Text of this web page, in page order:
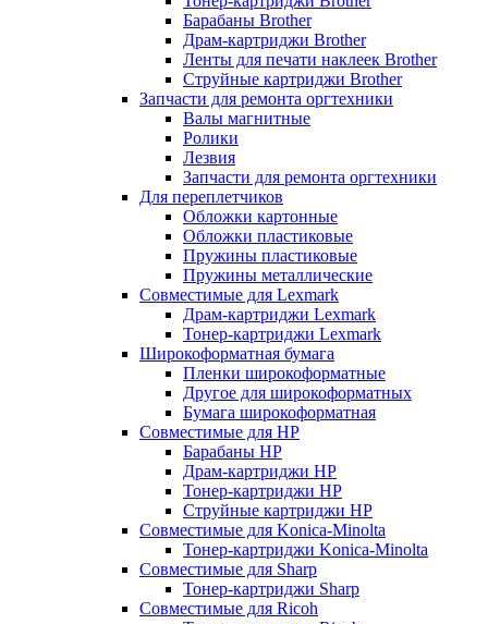
Барабаны Brother
Драм-картриджи Brother
Ленты для печати наклеек Brother
Струйные картриджи Brother
Запчасти для ремонта оргтехники
Валы магнитные
Ролики
Лезвия
Запчасти для ремонта оргтехники
Для переплетчиков
Обложки картонные
Обложки пластиковые
Пружины пластиковые
Пружины металлические
Совместимые для Lexmark
Драм-картриджи Lexmark
Тонер-картриджи Lexmark
Широкоформатная бумага
Пленки широкоформатные
Другое для широкоформатных
Бумага широкоформатная
Совместимые для HP
Барабаны HP
Драм-картриджи HP
Тонер-картриджи HP
Струйные картриджи HP
Совместимые для Konica-Minolta
Тонер-картриджи Konica-Minolta
Совместимые для Sharp
Тонер-картриджи Sharp
Совместимые для Ricoh